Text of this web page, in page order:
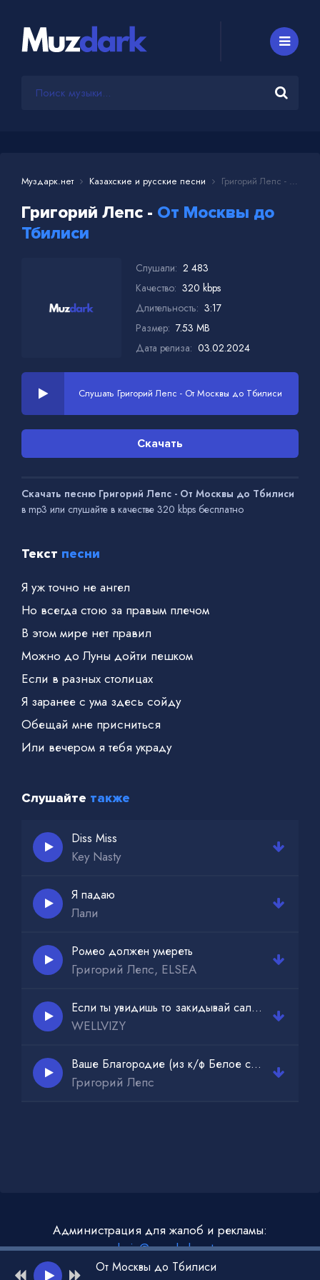
Муздарк.нет Казахские и русские песни Григорий Лепс - От Москвы до Тбилиси
Григорий Лепс - От Москвы до
Тбилиси
Слушали: 2 483
Качество: 320 kbps
Длительность: 3:17
Размер: 7.53 MB
Дата релиза: 03.02.2024
Слушать Григорий Лепс - От Москвы до Тбилиси
Скачать
Скачать песню Григорий Лепс - От Москвы до Тбилиси
в mp3 или слушайте в качестве 320 kbps бесплатно
Текст песни
Я уж точно не ангел
Но всегда стою за правым плечом
В этом мире нет правил
Можно до Луны дойти пешком
Если в разных столицах
Я заранее с ума здесь сойду
Обещай мне присниться
Или вечером я тебя украду
Шёпот сердца I miss you
От Москвы в Питер рысью
Ты увидишь I miss you
привысишь
Слушайте также
Diss Miss
Key Nasty
Я падаю
Лали
Ромео должен умереть
Григорий Лепс, ELSEA
Если ты увидишь то закидывай салам
WELLVIZY
Ваше Благородие (из к/ф Белое солнце пустыни)
Григорий Лепс
Администрация для жалоб и рекламы:
admin@muzdark.net
От Москвы до Тбилиси